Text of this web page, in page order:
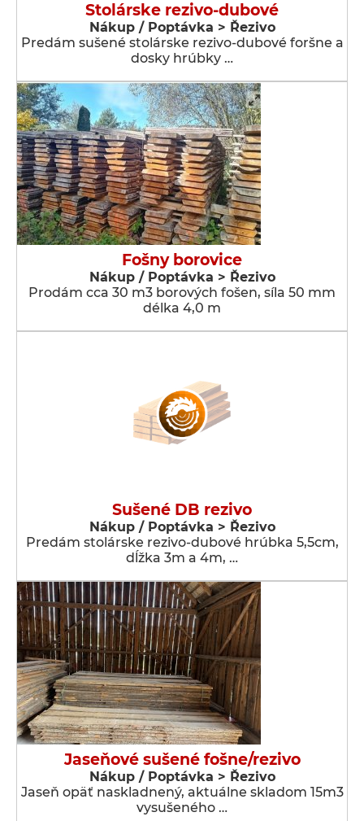
Stolárske rezivo-dubové
Nákup / Poptávka > Řezivo
Predám sušené stolárske rezivo-dubové foršne a
dosky hrúbky …
Fošny borovice
Nákup / Poptávka > Řezivo
Prodám cca 30 m3 borových fošen, síla 50 mm
délka 4,0 m
Sušené DB rezivo
Nákup / Poptávka > Řezivo
Predám stolárske rezivo-dubové hrúbka 5,5cm,
dĺžka 3m a 4m, …
Jaseňové sušené fošne/rezivo
Nákup / Poptávka > Řezivo
Jaseň opäť naskladnený, aktuálne skladom 15m3
vysušeného …